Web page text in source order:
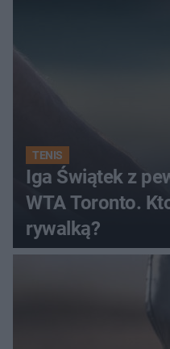
TENIS
Iga Świątek z
WTA Toronto.
rywalką?